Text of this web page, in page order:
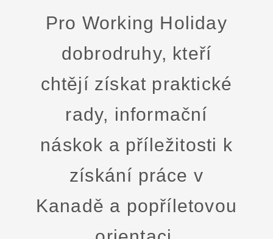
Pro Working Holiday
dobrodruhy, kteří
chtějí získat praktické
rady, informační
náskok a příležitosti k
získání práce v
Kanadě a popříletovou